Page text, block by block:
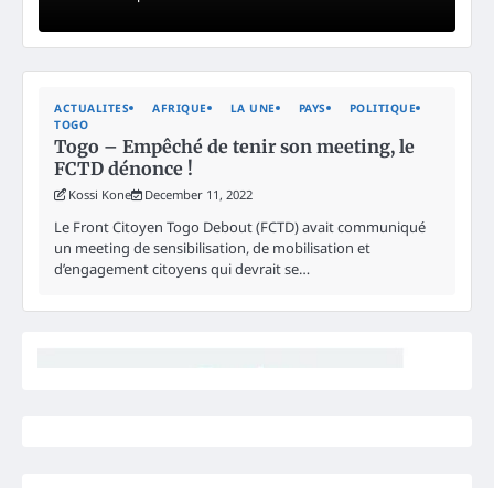
ACTUALITES AFRIQUE LA UNE PAYS
POLITIQUE
TOGO
Togo – Empêché de tenir son meeting, le
FCTD dénonce !
Kossi Kone December 11, 2022
Le Front Citoyen Togo Debout (FCTD) avait communiqué
un meeting de sensibilisation, de mobilisation et
d’engagement citoyens qui devrait se…